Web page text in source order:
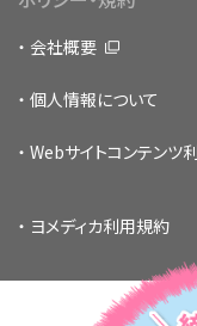
会社概要
個人情報について
Webサイトコンテンツ
ヨメディカ利用規約